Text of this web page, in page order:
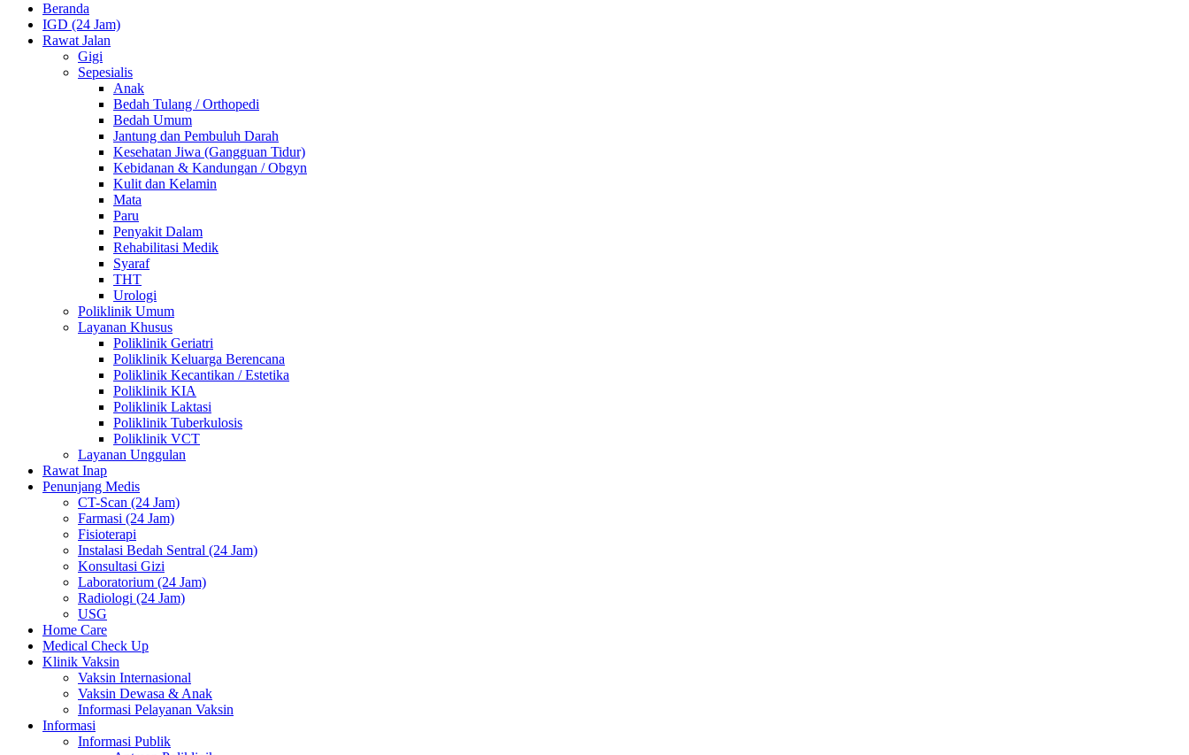
Beranda
IGD (24 Jam)
Rawat Jalan
Gigi
Sepesialis
Anak
Bedah Tulang / Orthopedi
Bedah Umum
Jantung dan Pembuluh Darah
Kesehatan Jiwa (Gangguan Tidur)
Kebidanan & Kandungan / Obgyn
Kulit dan Kelamin
Mata
Paru
Penyakit Dalam
Rehabilitasi Medik
Syaraf
THT
Urologi
Poliklinik Umum
Layanan Khusus
Poliklinik Geriatri
Poliklinik Keluarga Berencana
Poliklinik Kecantikan / Estetika
Poliklinik KIA
Poliklinik Laktasi
Poliklinik Tuberkulosis
Poliklinik VCT
Layanan Unggulan
Rawat Inap
Penunjang Medis
CT-Scan (24 Jam)
Farmasi (24 Jam)
Fisioterapi
Instalasi Bedah Sentral (24 Jam)
Konsultasi Gizi
Laboratorium (24 Jam)
Radiologi (24 Jam)
USG
Home Care
Medical Check Up
Klinik Vaksin
Vaksin Internasional
Vaksin Dewasa & Anak
Informasi Pelayanan Vaksin
Informasi
Informasi Publik